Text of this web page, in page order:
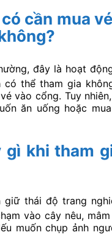
cần mua
đây là hoạt
có thể tham gia
vào cổng. Tuy
ăn uống hoặc
gì khi tham
giữ thái độ trang
vào cây nêu,
muốn chụp ảnh